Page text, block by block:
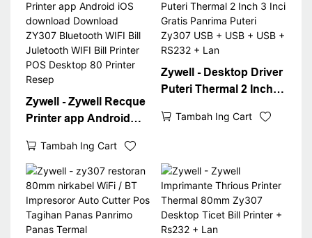
Zywell - Zywell Recque
Printer app Android
Download ZY307
Bluetooth WIFI Bill
Juletooth WIFI Bill
Printer POS Desktop 80
Printer Resep
Tambah Ing Cart
Zywell - Desktop Driver
Puteri Thermal 2 Inch 3
Puteri Zy307 USB +
Tambah Ing Cart